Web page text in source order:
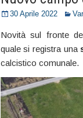
30 Aprile 2022
Novità sul fronte
quale si registra una
calcistico comunale.